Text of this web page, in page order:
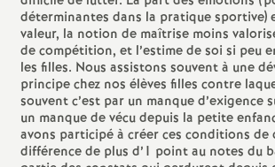
déterminantes dans la pratique sportive)
valeur, la notion de maîtrise moins
de compétition, et l’estime de soi si peu
les filles. Nous assistons souvent à une
principe chez nos élèves filles contre
souvent c’est par un manque d’exigence
un manque de vécu depuis la petite
avons participé à créer ces conditions de
différence de plus d’1 point au notes du